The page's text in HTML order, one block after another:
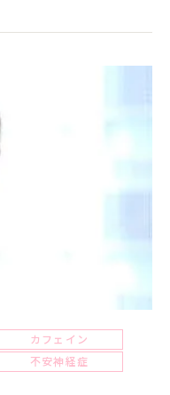
カフェイン
不安神経症